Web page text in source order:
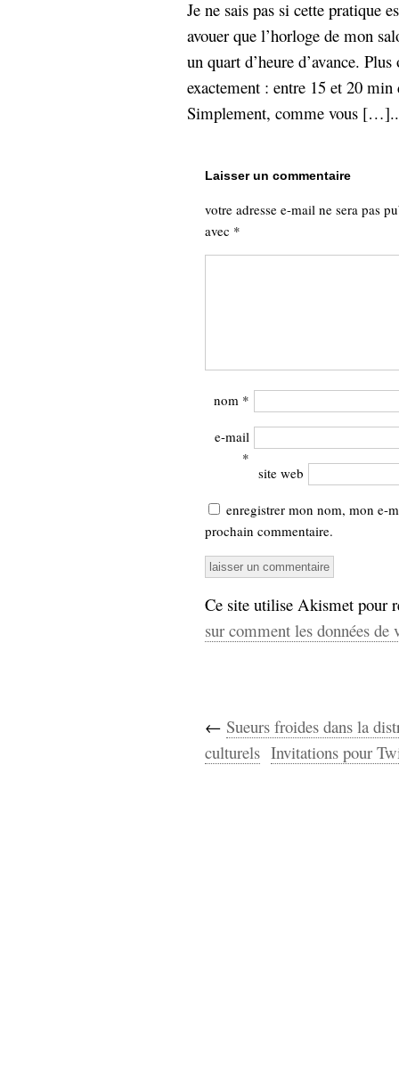
Je ne sais pas si cette pratique
avouer que l’horloge de mon
un quart d’heure d’avance.
exactement : entre 15 et 20
Simplement, comme vous
Laisser un commentaire
votre adresse e-mail ne sera pas
avec *
nom *
e-mail
*
site web
enregistrer mon nom, mon e-
prochain commentaire.
Ce site utilise Akismet pour
sur comment les données
← Sueurs froides dans la
culturels Invitations pour